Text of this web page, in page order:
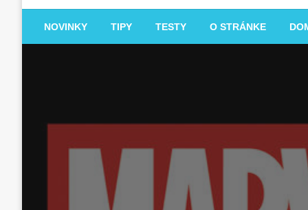
NOVINKY TIPY TESTY O STRÁNKE